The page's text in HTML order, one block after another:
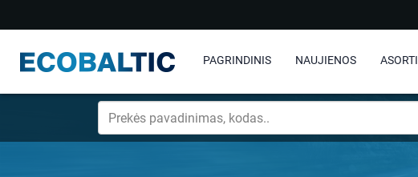
PAGRINDINIS NAUJIENOS